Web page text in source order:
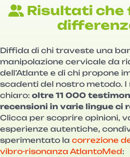
Risultati che
Diffida di chi traveste una
manipolazione cervicale da
dell’Atlante e di chi propone
scadenti del nostro metodo.
chiaro: oltre 11 000
recensioni in varie lingue ci
Clicca per scoprire opinioni,
esperienze autentiche,
sperimentato la correzione
vibro-risonanza AtlantoMed: